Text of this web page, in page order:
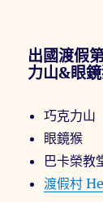
出國渡假
力山&眼
巧克力山
眼鏡猴
巴卡榮教
渡假村